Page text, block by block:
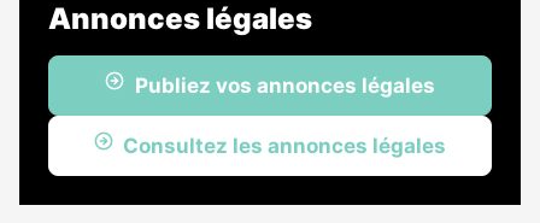
Annonces légales
Publiez vos annonces légales
Consultez les annonces légales